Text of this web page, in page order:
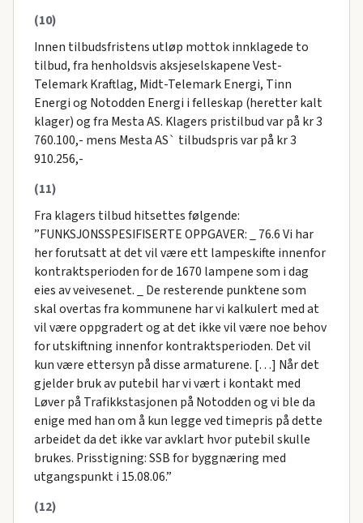
(10)
Innen tilbudsfristens utløp mottok innklagede to
tilbud, fra henholdsvis aksjeselskapene Vest-
Telemark Kraftlag, Midt-Telemark Energi, Tinn
Energi og Notodden Energi i felleskap (heretter kalt
klager) og fra Mesta AS. Klagers pristilbud var på kr 3
760.100,- mens Mesta AS` tilbudspris var på kr 3
910.256,-
(11)
Fra klagers tilbud hitsettes følgende:
”FUNKSJONSSPESIFISERTE OPPGAVER: _ 76.6 Vi har
her forutsatt at det vil være ett lampeskifte innenfor
kontraktsperioden for de 1670 lampene som i dag
eies av veivesenet. _ De resterende punktene som
skal overtas fra kommunene har vi kalkulert med at
vil være oppgradert og at det ikke vil være noe behov
for utskiftning innenfor kontraktsperioden. Det vil
kun være ettersyn på disse armaturene. […] Når det
gjelder bruk av putebil har vi vært i kontakt med
Løver på Trafikkstasjonen på Notodden og vi ble da
enige med han om å kun legge ved timepris på dette
arbeidet da det ikke var avklart hvor putebil skulle
brukes. Prisstigning: SSB for byggnæring med
utgangspunkt i 15.08.06.”
(12)